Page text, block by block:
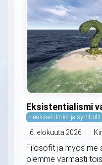
Eksistentialismi
Henkiset ilmiöt ja symbolit
6. elokuuta 2026
Filosofit ja myös me
olemme varmasti